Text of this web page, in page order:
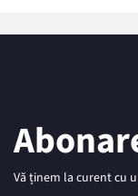
Vă ținem la curent cu